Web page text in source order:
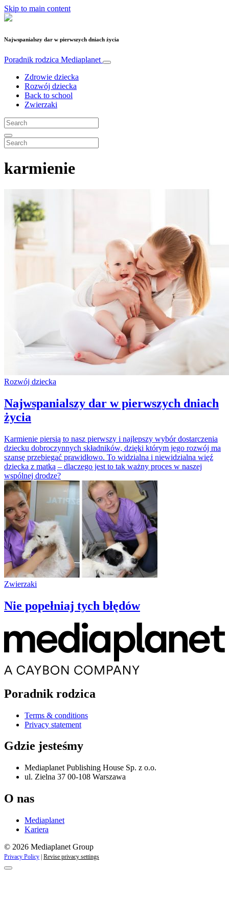
Skip to main content
Najwspanialszy dar w pierwszych dniach życia
Poradnik rodzica Mediaplanet
Zdrowie dziecka
Rozwój dziecka
Back to school
Zwierzaki
karmienie
Rozwój dziecka
Najwspanialszy dar w pierwszych dniach
życia
Karmienie piersią to nasz pierwszy i najlepszy wybór dostarczenia
dziecku dobroczynnych składników, dzięki którym jego rozwój ma
szansę przebiegać prawidłowo. To widzialna i niewidzialna więź
dziecka z matką – dlaczego jest to tak ważny proces w naszej
wspólnej drodze?
Zwierzaki
Nie popełniaj tych błędów
Poradnik rodzica
Terms & conditions
Privacy statement
Gdzie jesteśmy
Mediaplanet Publishing House Sp. z o.o.
ul. Zielna 37 00-108 Warszawa
O nas
Mediaplanet
Kariera
© 2026 Mediaplanet Group
Privacy Policy Revise privacy settings